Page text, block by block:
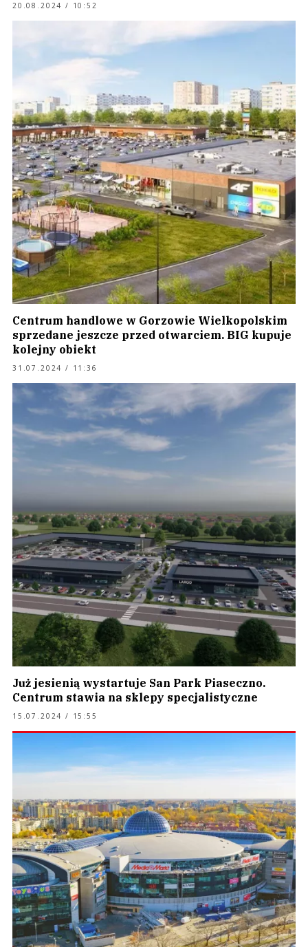
20.08.2024 / 10:52
Centrum handlowe w Gorzowie Wielkopolskim
sprzedane jeszcze przed otwarciem. BIG kupuje
kolejny obiekt
31.07.2024 / 11:36
Już jesienią wystartuje San Park Piaseczno.
Centrum stawia na sklepy specjalistyczne
15.07.2024 / 15:55